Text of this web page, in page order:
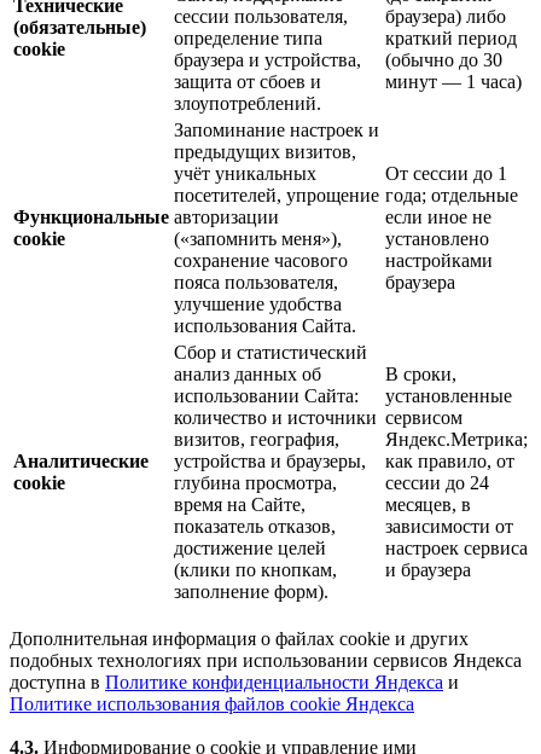
Технические
(обязательные)
cookie
сессии пользователя,
определение типа
браузера и устройства,
защита от сбоев и
злоупотреблений.
браузера) либо
краткий период
(обычно до 30
минут — 1 часа)
Функциональные
cookie
Запоминание настроек и
предыдущих визитов,
учёт уникальных
посетителей, упрощение
авторизации
(«запомнить меня»),
сохранение часового
пояса пользователя,
улучшение удобства
использования Сайта.
От сессии до 1
года; отдельные
если иное не
установлено
настройками
браузера
Аналитические
cookie
Сбор и статистический
анализ данных об
использовании Сайта:
количество и источники
визитов, география,
устройства и браузеры,
глубина просмотра,
время на Сайте,
показатель отказов,
достижение целей
(клики по кнопкам,
заполнение форм).
В сроки,
установленные
сервисом
Яндекс.Метрика;
как правило, от
сессии до 24
месяцев, в
зависимости от
настроек сервиса
и браузера
Дополнительная информация о файлах cookie и других
подобных технологиях при использовании сервисов Яндекса
доступна в Политике конфиденциальности Яндекса и
Политике использования файлов cookie Яндекса
4.3. Информирование о cookie и управление ими